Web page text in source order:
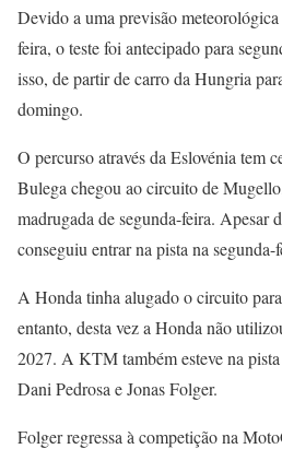
Devido a uma previsão
feira, o teste foi antecipado para
isso, de partir de carro da Hungria
domingo.
O percurso através da Eslovénia tem
Bulega chegou ao circuito de
madrugada de segunda-feira. Apesar
conseguiu entrar na pista na segunda-
A Honda tinha alugado o circuito
entanto, desta vez a Honda não
2027. A KTM também esteve na
Dani Pedrosa e Jonas Folger.
Folger regressa à competição na